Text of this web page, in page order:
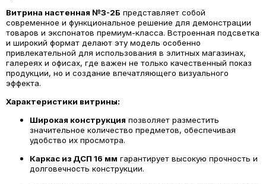
Витрина настенная №3-2Б представляет собой
современное и функциональное решение для демонстрации
товаров и экспонатов премиум-класса. Встроенная подсветка
и широкий формат делают эту модель особенно
привлекательной для использования в элитных магазинах,
галереях и офисах, где важен не только качественный показ
продукции, но и создание впечатляющего визуального
эффекта.
Характеристики витрины:
Широкая конструкция позволяет разместить
значительное количество предметов, обеспечивая
удобство их просмотра.
Каркас из ДСП 16 мм гарантирует высокую прочность и
долговечность конструкции.